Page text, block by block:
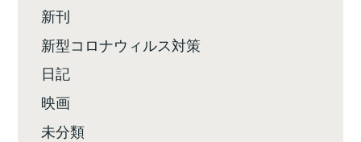
新刊
新型コロナウィルス対策
日記
映画
未分類